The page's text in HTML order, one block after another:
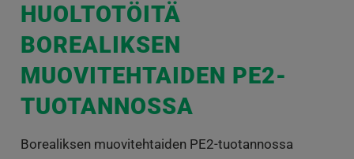
HUOLTOTÖITÄ
BOREALIKSEN
MUOVITEHTAIDEN PE2-
TUOTANNOSSA
Borealiksen muovitehtaiden PE2-tuotannossa